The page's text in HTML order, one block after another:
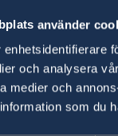
använder
enhetsidentifierare
och analysera
medier och
som du
Aviv